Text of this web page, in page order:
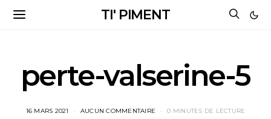
TI' PIMENT
perte-valserine-5
16 MARS 2021 AUCUN COMMENTAIRE 0 MINUTES DE LECTURE